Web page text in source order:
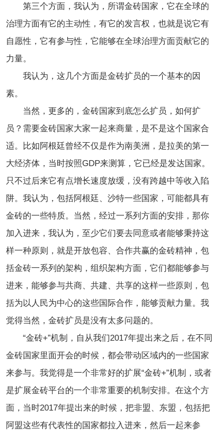
第三个方面，我认为，所谓金砖国家，它在全球的
治理方面有它的主动性，有它的发言权，也就是说它有
自愿性，它有参与性，它能够在全球治理方面贡献它的
力量。
我认为，这几个方面是金砖扩员的一个基本的因
素。
当然，更多的，金砖国家到底怎么扩员，如何扩
员？需要金砖国家大家一起来商量，是不是这个国家合
适。比如阿根廷曾经不仅是作为南美洲，是拉美的第一
大经济体，当时按照GDP来测算，它已经是发达国家。
只不过后来它有点增长速度放缓，没有跨越中等收入陷
阱。我认为，包括阿根廷、沙特一些国家，可能都具有
金砖的一些特质。当然，经过一系列方面的安排，那你
加入进来，我认为，至少它们要去同意或者能够秉持这
样一种原则，就是开放包容、合作共赢的金砖精神，包
括金砖一系列的架构，组织架构方面，它们都能够参与
进来，能够参与共商、共建、共享的这样一些原则，包
括为以人民为中心的这些国际合作，能够贡献力量。我
觉得当然，金砖扩员是没有太多问题的。
“金砖+”机制，自从我们2017年提出来之后，在不同
金砖国家里面开会的时候，都会带动区域内的一些国家
来参与。我觉得是一个非常好的扩展“金砖+”机制，或者
是扩展金砖平台的一个非常重要的机制安排。在这个方
面，当时2017年提出来的时候，把非盟、东盟，包括把
阿盟这些有代表性的国家都拉入进来，然后一起来参